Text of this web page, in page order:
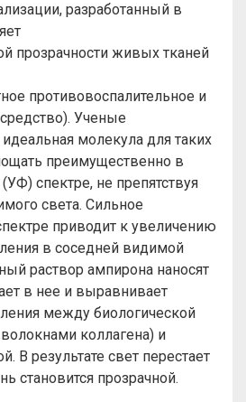
разработанный в
прозрачности живых тканей
противовоспалительное и
Ученые
молекула для таких
преимущественно в
спектре, не препятствуя
света. Сильное
приводит к увеличению
в соседней видимой
раствор ампирона наносят
в нее и выравнивает
между биологической
коллагена) и
В результате свет перестает
становится прозрачной.